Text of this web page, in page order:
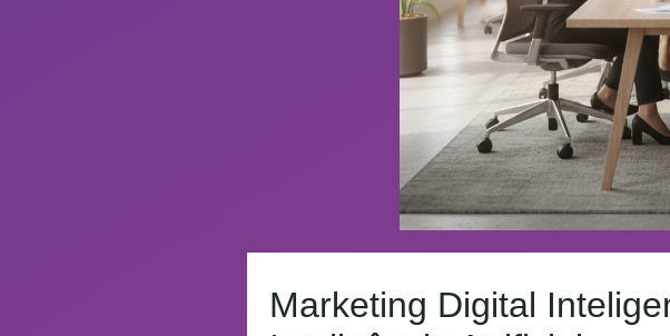
Marketing Digital